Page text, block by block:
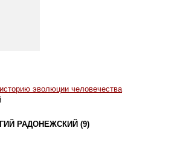
эволюции человечества
РАДОНЕЖСКИЙ (9)